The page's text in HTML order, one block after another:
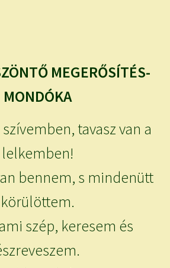
MEGERŐSÍTÉS-
MONDÓKA
szívemben, tavasz van a
lelkemben!
bennem, s mindenütt
körülöttem.
szép, keresem és